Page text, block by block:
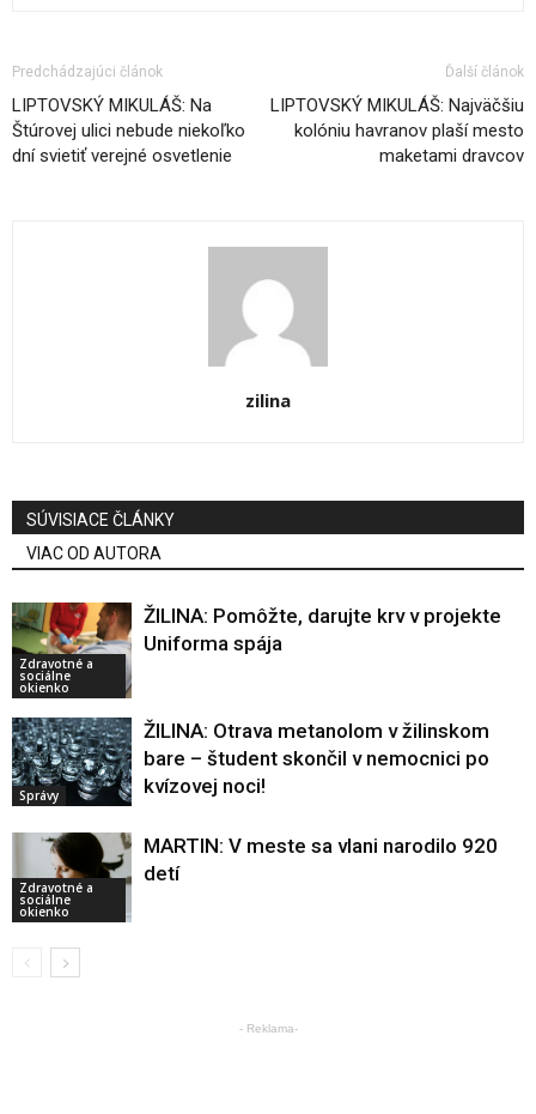
Predchádzajúci článok
LIPTOVSKÝ MIKULÁŠ: Na
Štúrovej ulici nebude niekoľko
dní svietiť verejné osvetlenie
Ďalší článok
LIPTOVSKÝ MIKULÁŠ: Najväčšiu
kolóniu havranov plaší mesto
maketami dravcov
zilina
SÚVISIACE ČLÁNKY
VIAC OD AUTORA
Zdravotné a
sociálne
okienko
ŽILINA: Pomôžte, darujte krv v projekte
Uniforma spája
Správy
ŽILINA: Otrava metanolom v žilinskom
bare – študent skončil v nemocnici po
kvízovej noci!
Zdravotné a
sociálne
okienko
MARTIN: V meste sa vlani narodilo 920
detí
- Reklama-